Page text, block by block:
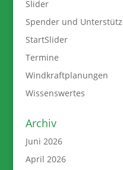
Slider
Spender und
StartSlider
Termine
Windkraftplanungen
Wissenswertes
Archiv
Juni 2026
April 2026